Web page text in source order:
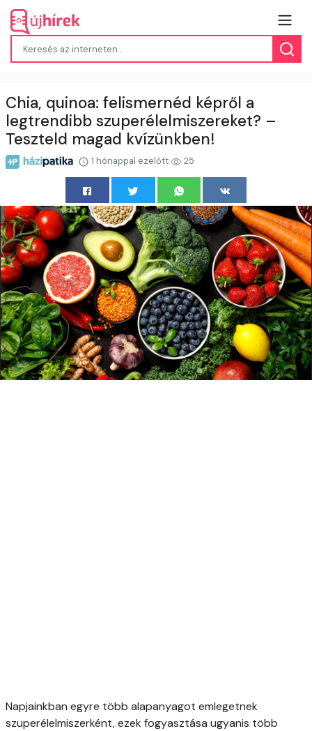
Chia, quinoa: felismernéd képről a
legtrendibb szuperélelmiszereket? –
Teszteld magad kvízünkben!
1 hónappal ezelőtt 25
Napjainkban egyre több alapanyagot emlegetnek
szuperélelmiszerként, ezek fogyasztása ugyanis több